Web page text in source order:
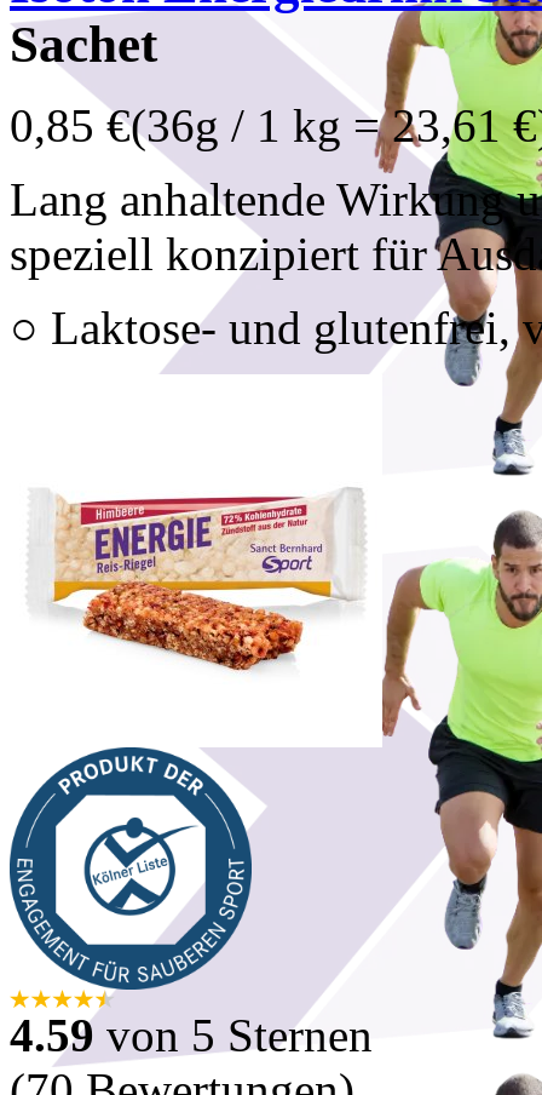
Sachet
0,85 €(36g / 1 kg = 23,61
Lang anhaltende Wirkung
speziell konzipiert für
○ Laktose- und glutenfrei,
4.59 von 5 Sternen